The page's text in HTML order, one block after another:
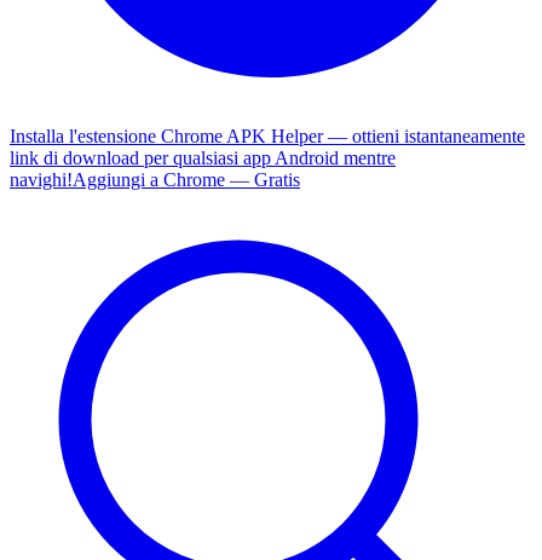
Installa l'estensione Chrome APK Helper — ottieni istantaneamente
link di download per qualsiasi app Android mentre
navighi!Aggiungi a Chrome — Gratis